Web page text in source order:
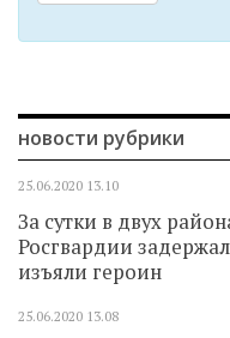
новости рубрики
25.06.2020 13.10
За сутки в двух
Росгвардии
изъяли героин
25.06.2020 13.08